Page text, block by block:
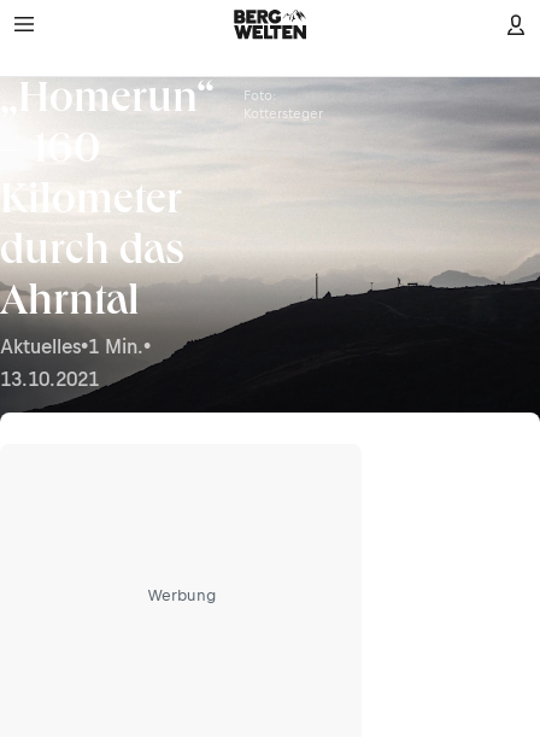
„Homerun“
– 160
Kilometer
durch das
Ahrntal
Aktuelles•1 Min.•
13.10.2021
Foto:
Kottersteger
Werbung